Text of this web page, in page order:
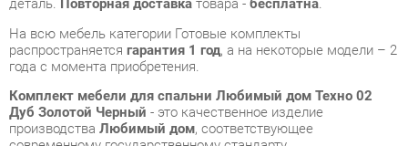
Комплект мебели для спальни Любимый дом Техно 02
Дуб Золотой Черный
- это качественное изделие
производстваЛюбимый дом, соответствующее
современному государственному стандарту.
будем рады, если вы оставите отзыв об опыте его
использования, который поможет сориентироваться нашим
будущим покупателям.